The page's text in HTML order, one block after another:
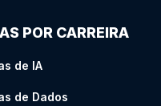
POR CARREIRA
de IA
de Dados